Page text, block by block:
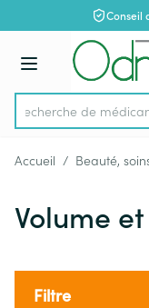
Aller au contenu
1 de 1Conseil
Menu
Rechercher
Recherche de
Accueil / Beauté,
Volume
Filtre